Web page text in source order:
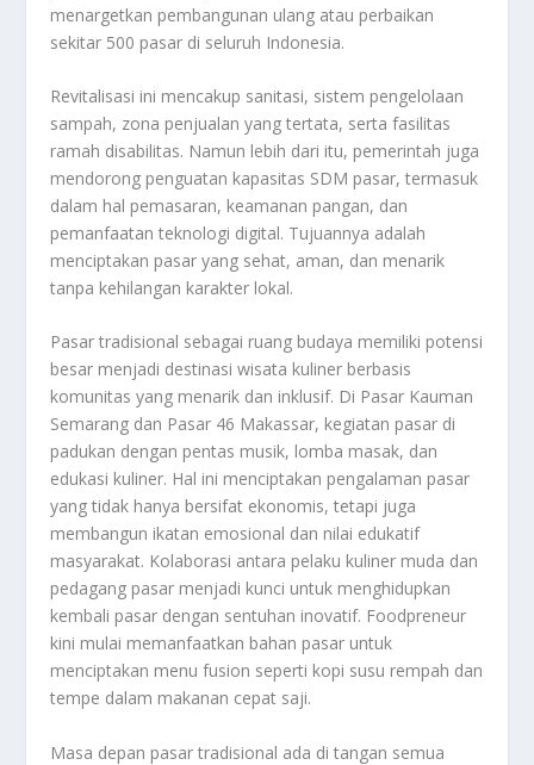
menargetkan pembangunan ulang atau perbaikan
sekitar 500 pasar di seluruh Indonesia.
Revitalisasi ini mencakup sanitasi, sistem pengelolaan
sampah, zona penjualan yang tertata, serta fasilitas
ramah disabilitas. Namun lebih dari itu, pemerintah juga
mendorong penguatan kapasitas SDM pasar, termasuk
dalam hal pemasaran, keamanan pangan, dan
pemanfaatan teknologi digital. Tujuannya adalah
menciptakan pasar yang sehat, aman, dan menarik
tanpa kehilangan karakter lokal.
Pasar tradisional sebagai ruang budaya memiliki potensi
besar menjadi destinasi wisata kuliner berbasis
komunitas yang menarik dan inklusif. Di Pasar Kauman
Semarang dan Pasar 46 Makassar, kegiatan pasar di
padukan dengan pentas musik, lomba masak, dan
edukasi kuliner. Hal ini menciptakan pengalaman pasar
yang tidak hanya bersifat ekonomis, tetapi juga
membangun ikatan emosional dan nilai edukatif
masyarakat. Kolaborasi antara pelaku kuliner muda dan
pedagang pasar menjadi kunci untuk menghidupkan
kembali pasar dengan sentuhan inovatif. Foodpreneur
kini mulai memanfaatkan bahan pasar untuk
menciptakan menu fusion seperti kopi susu rempah dan
tempe dalam makanan cepat saji.
Masa depan pasar tradisional ada di tangan semua